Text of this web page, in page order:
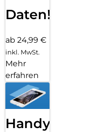
Daten!
ab 24,99 €
inkl. MwSt.
Mehr
erfahren
Handy